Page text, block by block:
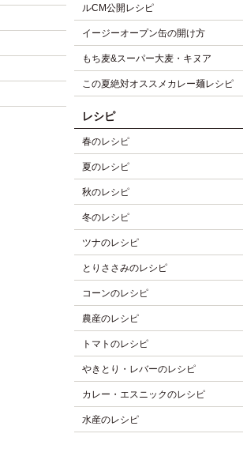
ルCM公開レシピ
イージーオープン缶の開け方
もち麦&スーパー大麦・キヌア
この夏絶対オススメカレー麺レシピ
レシピ
春のレシピ
夏のレシピ
秋のレシピ
冬のレシピ
ツナのレシピ
とりささみのレシピ
コーンのレシピ
農産のレシピ
トマトのレシピ
やきとり・レバーのレシピ
カレー・エスニックのレシピ
水産のレシピ